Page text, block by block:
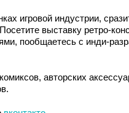
игровой индустрии,
выставку ретро-
пообщаетесь с инди-
авторских